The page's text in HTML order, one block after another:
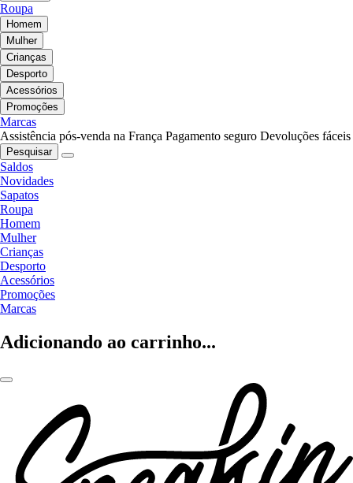
Roupa
Homem
Mulher
Crianças
Desporto
Acessórios
Promoções
Marcas
Assistência pós-venda na França Pagamento seguro Devoluções fáceis
Pesquisar
Saldos
Novidades
Sapatos
Roupa
Homem
Mulher
Crianças
Desporto
Acessórios
Promoções
Marcas
Adicionando ao carrinho...